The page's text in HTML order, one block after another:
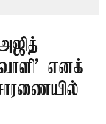
எனக்